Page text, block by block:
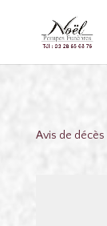
Avis de décès